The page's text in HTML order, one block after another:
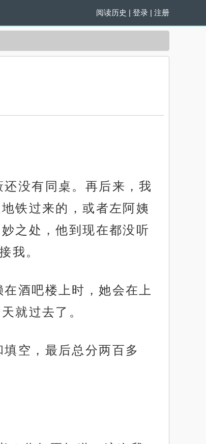
阅读历史 | 登录 | 注册
没有同桌。再后来，我
铁过来的，或者左阿姨
之处，他到现在都没听
我。
酒吧楼上时，她会在上
就过去了。
空，最后总分两百多